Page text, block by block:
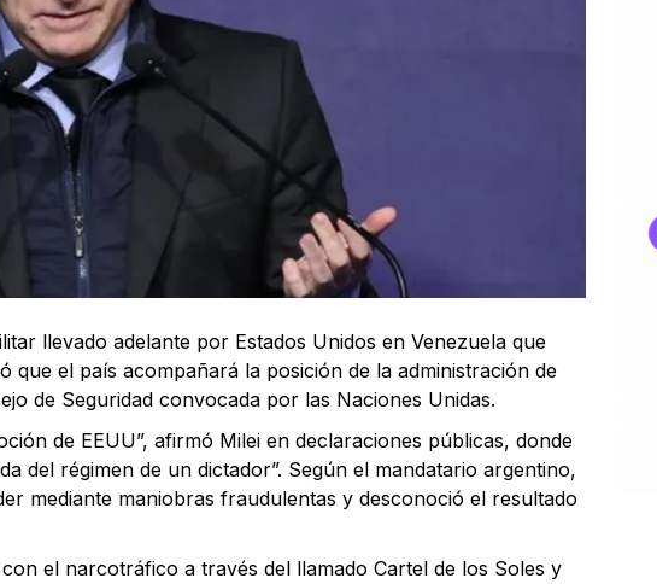
llevado adelante por Estados Unidos en Venezuela que
que el país acompañará la posición de la administración de
de Seguridad convocada por las Naciones Unidas.
de EEUU”, afirmó Milei en declaraciones públicas, donde
del régimen de un dictador”. Según el mandatario argentino,
mediante maniobras fraudulentas y desconoció el resultado
el narcotráfico a través del llamado Cartel de los Soles y